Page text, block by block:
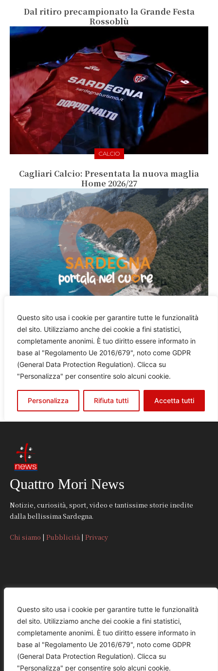
Questo sito usa i cookie per garantire tutte le funzionalità
del sito. Utilizziamo anche dei cookie a fini statistici,
completamente anonimi. È tuo diritto essere informato in
base al "Regolamento Ue 2016/679", noto come GDPR
(General Data Protection Regulation). Clicca su
"Personalizza" per consentire solo alcuni cookie.
Quattro Mori News
Notizie, curiosità, sport, video e tantissime storie inedite
dalla bellissima Sardegna.
Chi siamo | Pubblicità | Privacy
CONTATTI
REDAZIONE
redazione@quattromorinews.it
COMMERCIALE